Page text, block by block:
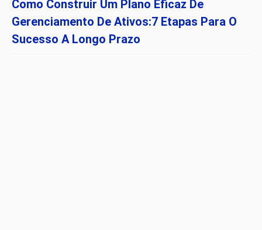
Como Construir Um Plano Eficaz De
Gerenciamento De Ativos:7 Etapas Para O
Sucesso A Longo Prazo